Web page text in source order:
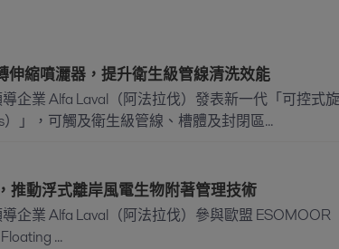
縮噴灑器，提升衛生級管線清洗效能
企業 Alfa Laval（阿法拉伐）發表新一代「可控式
」，可觸及衛生級管線、槽體及封閉區...
推動浮式離岸風電生物附著管理技術
企業 Alfa Laval（阿法拉伐）參與歐盟 ESOMOOR
...